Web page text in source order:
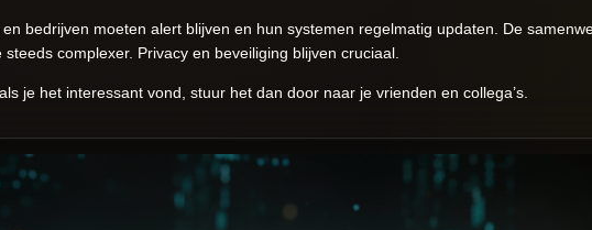
bedrijven moeten alert blijven en hun systemen regelmatig updaten. De
complexer. Privacy en beveiliging blijven cruciaal.
je het interessant vond, stuur het dan door naar je vrienden en collega’s.